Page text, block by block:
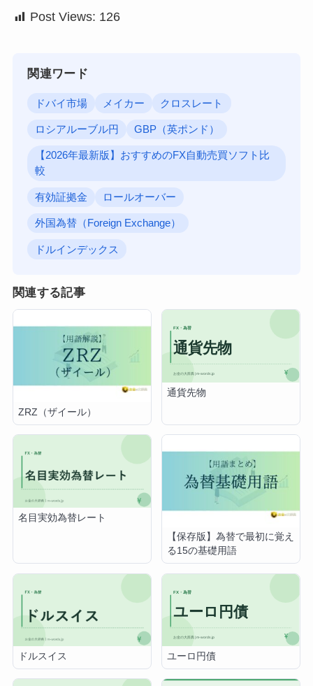
Post Views: 126
関連ワード
ドバイ市場 メイカー クロスレート
ロシアルーブル円 GBP（英ポンド）
【2026年最新版】おすすめのFX自動売買ソフト比
較
有効証拠金 ロールオーバー
外国為替（Foreign Exchange）
ドルインデックス
関連する記事
ZRZ（ザイール）
通貨先物
名目実効為替レート
【保存版】為替で最初に覚え
る15の基礎用語
ドルスイス ユーロ円債